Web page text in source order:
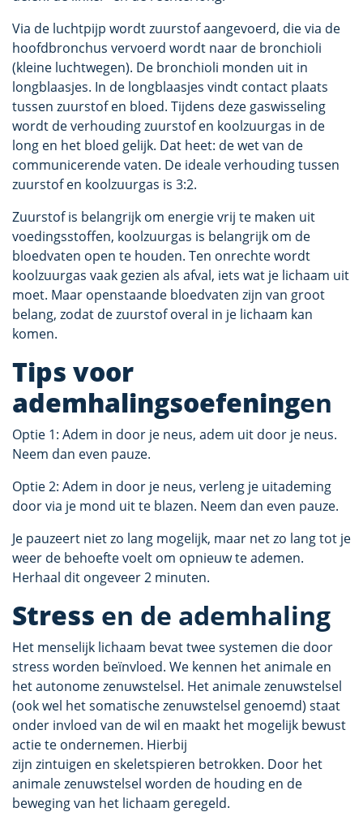
Via de luchtpijp wordt zuurstof aangevoerd, die via de
hoofdbronchus vervoerd wordt naar de bronchioli
(kleine luchtwegen). De bronchioli monden uit in
longblaasjes. In de longblaasjes vindt contact plaats
tussen zuurstof en bloed. Tijdens deze gaswisseling
wordt de verhouding zuurstof en koolzuurgas in de
long en het bloed gelijk. Dat heet: de wet van de
communicerende vaten. De ideale verhouding tussen
zuurstof en koolzuurgas is 3:2.
Zuurstof is belangrijk om energie vrij te maken uit
voedingsstoffen, koolzuurgas is belangrijk om de
bloedvaten open te houden. Ten onrechte wordt
koolzuurgas vaak gezien als afval, iets wat je lichaam uit
moet. Maar openstaande bloedvaten zijn van groot
belang, zodat de zuurstof overal in je lichaam kan
komen.
Tips voor
ademhalingsoefeningen
Optie 1: Adem in door je neus, adem uit door je neus.
Neem dan even pauze.
Optie 2: Adem in door je neus, verleng je uitademing
door via je mond uit te blazen. Neem dan even pauze.
Je pauzeert niet zo lang mogelijk, maar net zo lang tot je
weer de behoefte voelt om opnieuw te ademen.
Herhaal dit ongeveer 2 minuten.
Stress en de ademhaling
Het menselijk lichaam bevat twee systemen die door
stress worden beïnvloed. We kennen het animale en
het autonome zenuwstelsel. Het animale zenuwstelsel
(ook wel het somatische zenuwstelsel genoemd) staat
onder invloed van de wil en maakt het mogelijk bewust
actie te ondernemen. Hierbij
zijn zintuigen en skeletspieren betrokken. Door het
animale zenuwstelsel worden de houding en de
beweging van het lichaam geregeld.